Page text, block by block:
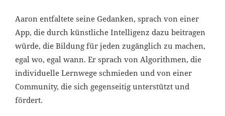
Aaron entfaltete seine Gedanken, sprach von einer
App, die durch künstliche Intelligenz dazu beitragen
würde, die Bildung für jeden zugänglich zu machen,
egal wo, egal wann. Er sprach von Algorithmen, die
individuelle Lernwege schmieden und von einer
Community, die sich gegenseitig unterstützt und
fördert.